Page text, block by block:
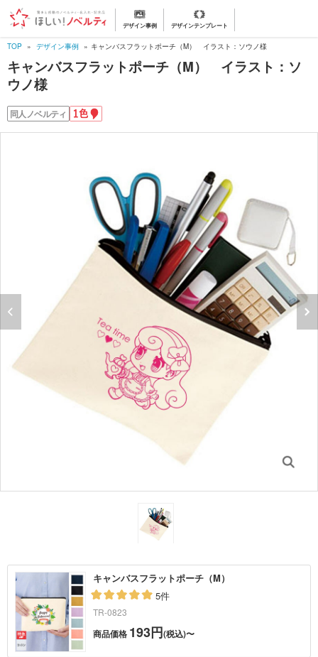
デザイン事例 デザインテンプレート
TOP デザイン事例 キャンバスフラットポーチ（M） イラスト：ソウノ様
キャンバスフラットポーチ（M） イラスト：ソ
ウノ様
同人ノベルティ 1
色
名
キャンバスフラットポーチ（M）
5件
TR-0823
商品価格 193円(税込)〜